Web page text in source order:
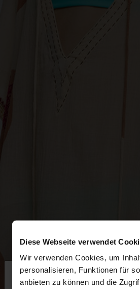
Diese Webseite verwendet
Wir verwenden Cookies, um
personalisieren, Funktionen für
anbieten zu können und die
hallo